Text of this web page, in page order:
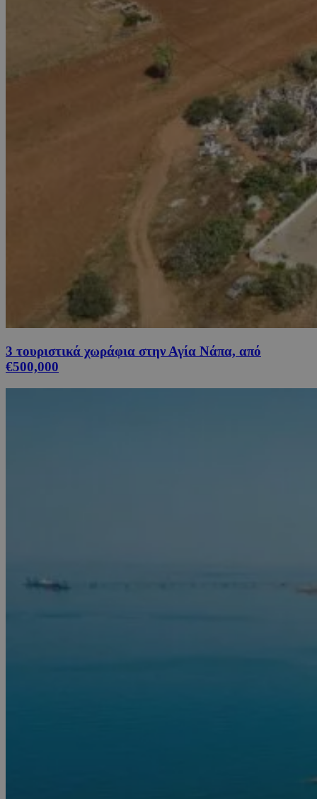
3 τουριστικά χωράφια στην Αγία Νάπα, από
€500,000